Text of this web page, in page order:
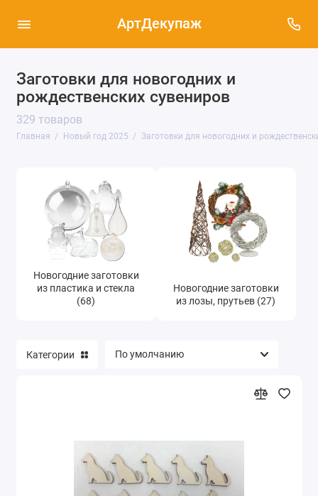
АртДекупаж
Заготовки для новогодних и
рождественских сувениров
329 товаров
Главная Новый год 2025 Заготовки для новогодних и
Новогодние и Рождественские салфетки для
декупажа (763)
и Рождеству (601)
Заготовки для новогодних и
рождественских сувениров (335)
Декоративные эффекты для новогоднего
декора (184)
Эффект снега (26)
Новогодние и рождественские штампы (39)
заготовки для открыток (48)
Микроблестки (глиттер), микробисер (47)
Новогодние заготовки
из пластика и стекла
(68)
Новогодние заготовки
из лозы, прутьев (27)
Категории